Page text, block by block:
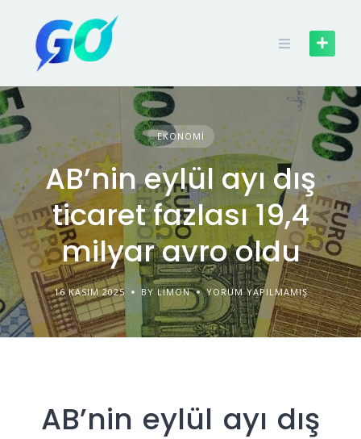
EKONOMI
AB’nin eylül ayı dış
ticaret fazlası 19,4
milyar avro oldu
16 KASIM 2025 BY LIMON YORUM YAPILMAMIŞ
AB’nin eylül ayı dış